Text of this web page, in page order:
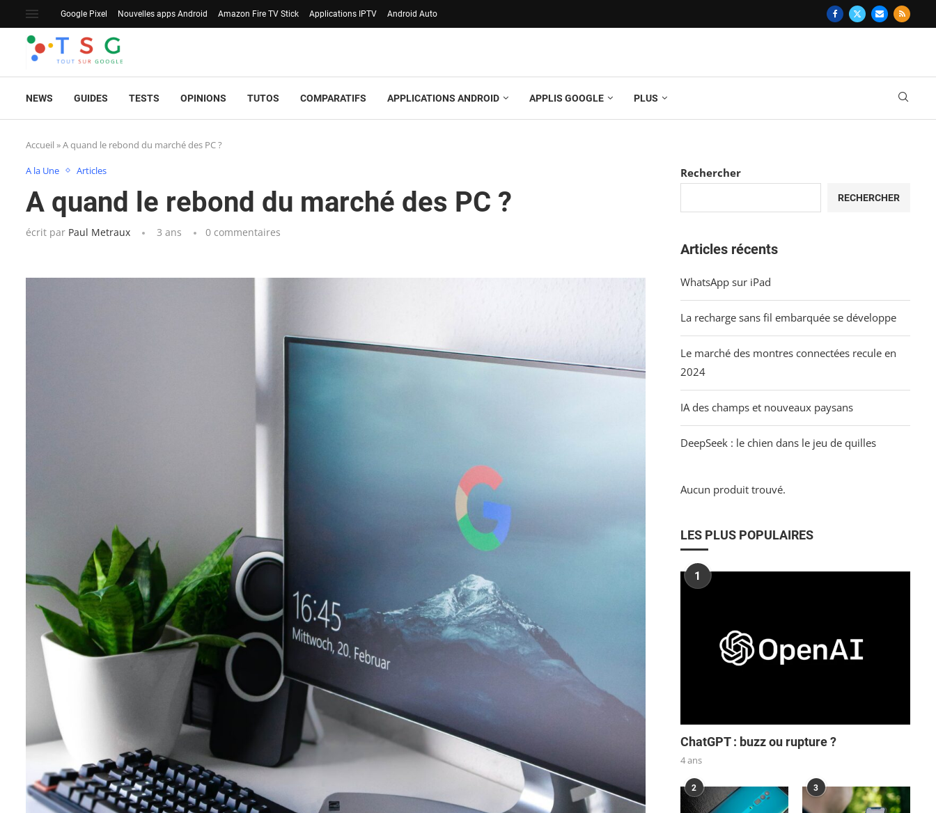
Google Pixel Nouvelles apps Android Amazon Fire TV Stick Applications IPTV Android Auto
NEWS GUIDES TESTS OPINIONS TUTOS COMPARATIFS APPLICATIONS ANDROID APPLIS GOOGLE PLUS
Accueil »A quand le rebond du marché des PC ?
A la Une Articles
A quand le rebond du marché des PC ?
écrit par Paul Metraux 3 ans 0 commentaires
Rechercher
RECHERCHER
Articles récents
WhatsApp sur iPad
La recharge sans fil embarquée se développe
Le marché des montres connectées recule en
2024
IA des champs et nouveaux paysans
DeepSeek : le chien dans le jeu de quilles
Aucun produit trouvé.
LES PLUS POPULAIRES
1
ChatGPT : buzz ou rupture ?
4 ans
2 3